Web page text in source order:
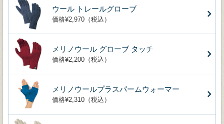
ウール トレールグローブ
価格¥2,970（税込）
メリノウール グローブ タッチ
価格¥2,200（税込）
メリノウールプラスパームウォーマー
価格¥2,310（税込）